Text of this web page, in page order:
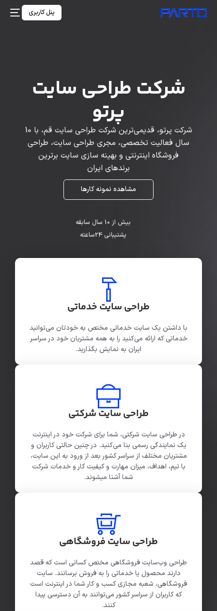
پنل کاربری
شرکت طراحی سایت
پرتو
شرکت پرتو، قدیمی‌ترین شرکت طراحی سایت قم، با 10
سال فعالیت تخصصی، مجری طراحی سایت، طراحی
فروشگاه اینترنتی و بهینه سازی سایت برترین
برندهای ایران
مشاهده نمونه کارها
بیش از 10 سال سابقه
پشتیبانی 24ساعته
طراحی سایت خدماتی
با داشتن یک سایت خدماتی مختص به خودتان می‌توانید
خدماتی که ارائه می‌کنید را به همه مشتریان خود در سراسر
ایران به نمایش بگذارید.
طراحی سایت شرکتی
در طراحی سایت شرکتی، شما برای شرکت خود در اینترنت
یک نمایندگی رسمی بنا می‌کنید. در چنین حالتی کاربران و
مشتریان مختلف از سراسر کشور بعد از ورود به این سایت،
با تیم، اهداف، میزان مهارت و کیفیت کار و خدمات شرکت
شما آشنا میشوند.
طراحی سایت فروشگاهی
طراحی وب‌سایت فروشگاهی مختص کسانی است که قصد
دارند محصول یا خدماتی را به فروش برسانند. سایت
فروشگاهی، شعبه مجازی کسب و کار شما در اینترنت است
که کاربران از سراسر کشور می‌توانند به آن دسترسی پیدا
کنند.